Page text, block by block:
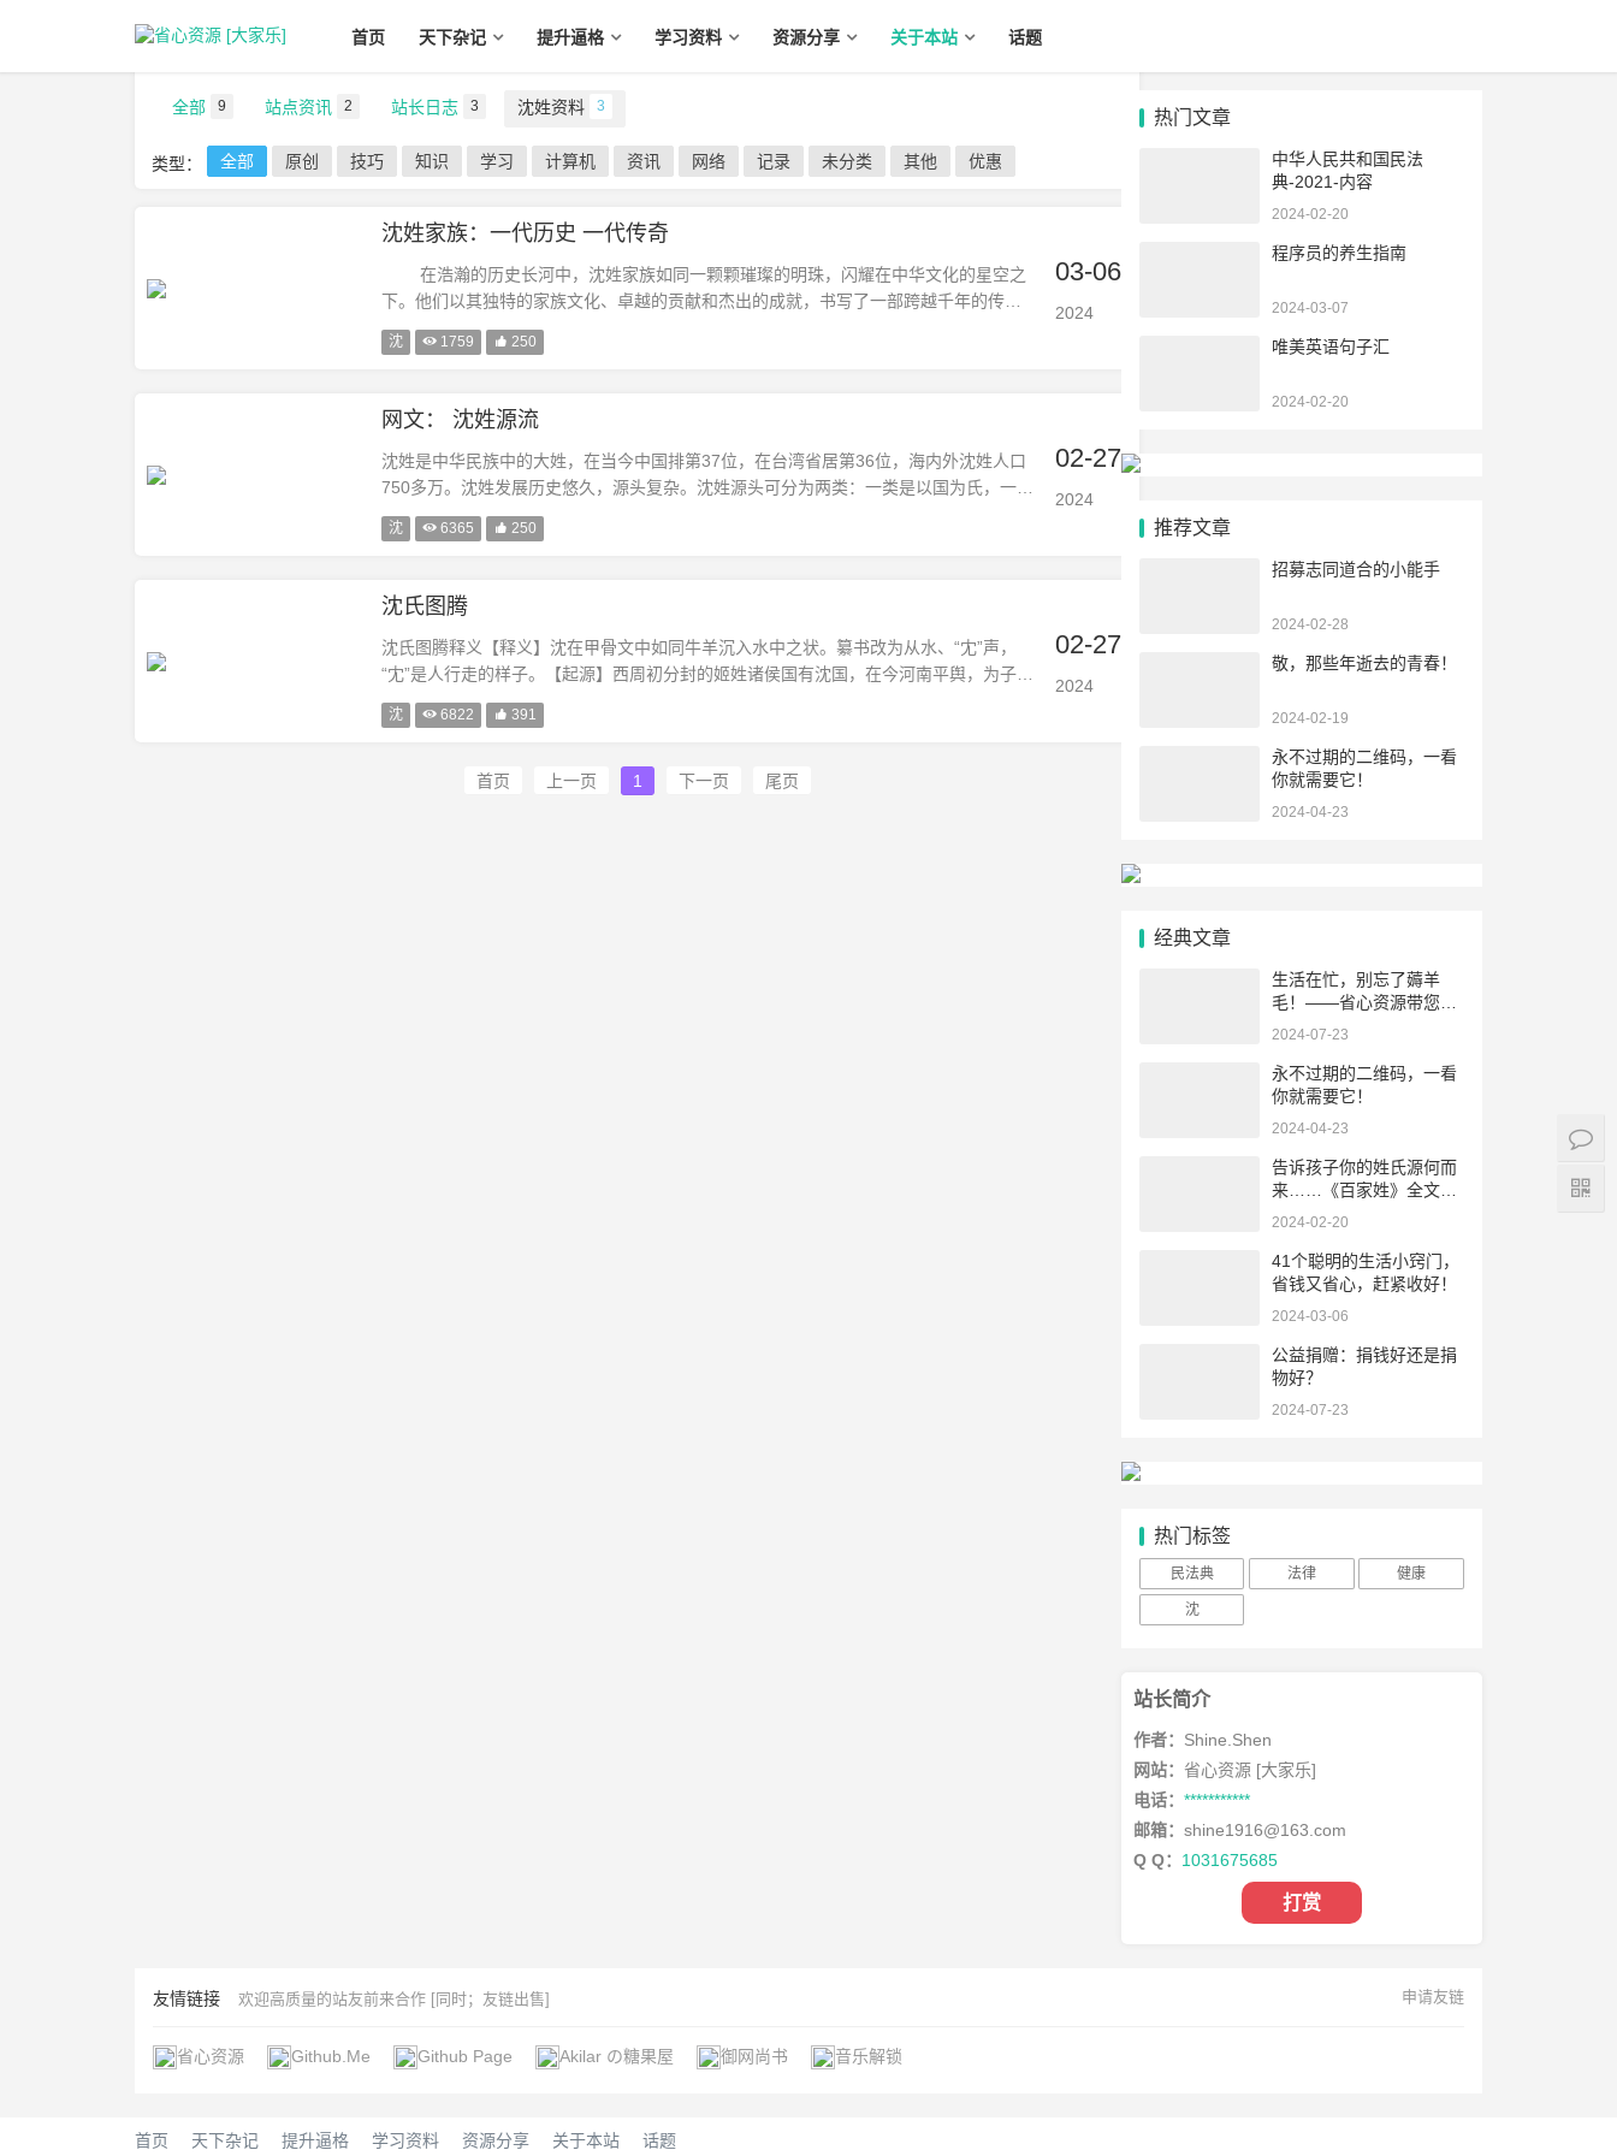
首页 天下杂记 提升逼格 学习资料 资源分享 关于本站 话题
全部 9 站点资讯 2 站长日志 3 沈姓资料 3
类型： 全部 原创 技巧 知识 学习 计算机 资讯 网络 记录 未分类 其他 优惠
沈姓家族：一代历史 一代传奇
在浩瀚的历史长河中，沈姓家族如同一颗颗璀璨的明珠，闪耀在中华文化的星空之
下。他们以其独特的家族文化、卓越的贡献和杰出的成就，书写了一部跨越千年的传奇
历史。一、沈姓的由来与历史 ···
沈  1759  250
03-06
2024
网文： 沈姓源流
沈姓是中华民族中的大姓，在当今中国排第37位，在台湾省居第36位，海内外沈姓人口
750多万。沈姓发展历史悠久，源头复杂。沈姓源头可分为两类：一类是以国为氏，一类
是以邑为氏。以国为氏的沈氏源头又可分为上古姒姓沈国和春秋沈国，姒姓沈国封地周
成王时被封于···
沈  6365  250
02-27
2024
沈氏图腾
沈氏图腾释义【释义】沈在甲骨文中如同牛羊沉入水中之状。纂书改为从水、“冘”声，
“冘”是人行走的样子。【起源】西周初分封的姬姓诸侯国有沈国，在今河南平舆，为子
爵，称沈子国，始封之君为周文王之子季载，公元前506年被蔡国所灭，子孙以国为氏，
就是沈氏···
沈  6822  391
02-27
2024
首页 上一页 1 下一页 尾页
热门文章
中华人民共和国民法
典-2021-内容
2024-02-20
程序员的养生指南
2024-03-07
唯美英语句子汇
2024-02-20
推荐文章
招募志同道合的小能手
2024-02-28
敬，那些年逝去的青春！
2024-02-19
永不过期的二维码，一看
你就需要它！
2024-04-23
经典文章
生活在忙，别忘了薅羊
毛！——省心资源带您领
略“省心优惠券”的魅力
2024-07-23
永不过期的二维码，一看
你就需要它！
2024-04-23
告诉孩子你的姓氏源何而
来……《百家姓》全文
+解析！
2024-02-20
41个聪明的生活小窍门，
省钱又省心，赶紧收好！
2024-03-06
公益捐赠：‌捐钱好还是捐
物好？‌
2024-07-23
热门标签
民法典 法律 健康
沈
站长简介
作者： Shine.Shen
网站： 省心资源 [大家乐]
电话： ***********
邮箱： shine1916@163.com
Q Q： 1031675685
打赏
友情链接 欢迎高质量的站友前来合作 [同时；友链出售] 申请友链
省心资源 Github.Me Github Page Akilar の糖果屋 御网尚书 音乐解锁
首页 天下杂记 提升逼格 学习资料 资源分享 关于本站 话题